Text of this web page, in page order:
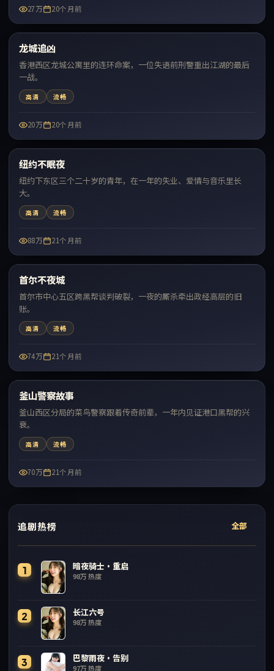
27万 20个月前
最新
龙城追凶
香港西区龙城公寓里的连环命案，一位失语前刑警重出江湖的最后
一战。
高清 流畅
20万 20个月前
最新
纽约不眠夜
纽约下东区三个二十岁的青年，在一年的失业、爱情与音乐里长
大。
高清 流畅
88万 21个月前
最新
首尔不夜城
首尔市中心五区跨黑帮谈判破裂，一夜的厮杀牵出政经高层的旧
账。
高清 流畅
74万 21个月前
最新
釜山警察故事
釜山西区分局的菜鸟警察跟着传奇前辈，一年内见证港口黑帮的兴
衰。
高清 流畅
70万 21个月前
追剧热榜 全部
1 暗夜骑士·重启
98万热度
2 长江六号
98万热度
3 巴黎雨夜·告别
97万热度